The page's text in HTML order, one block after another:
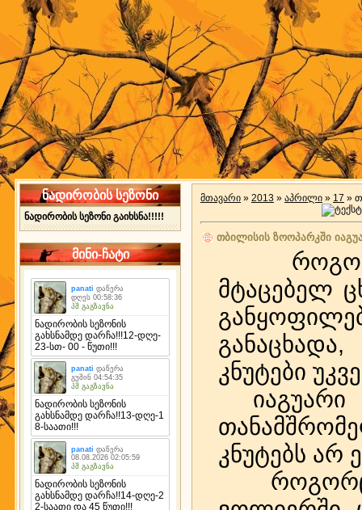
ნადირობის სეზონი
ნადირობის სეზონი გაიხსნა!!!!!
მინი-ჩატი
მთავარი » 2013 » აპრილი » 17 »
თბილისის ზოოპარკში
როგორც
მტაცებელ
კნუტები
იაგუარი
კნუტებს არ
როგორც